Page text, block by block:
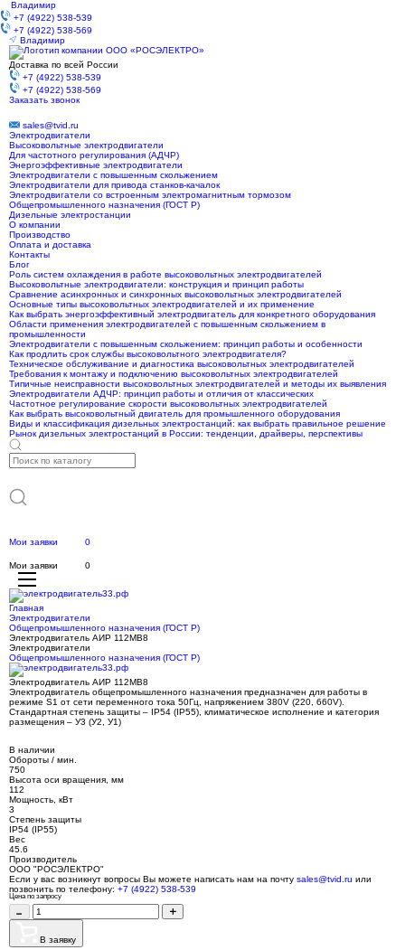
Владимир
+7 (4922) 538-539
+7 (4922) 538-569
Владимир
Доставка по всей России
+7 (4922) 538-539
+7 (4922) 538-569
Заказать звонок
sales@tvid.ru
Электродвигатели
Высоковольтные электродвигатели
Для частотного регулирования (АДЧР)
Энергоэффективные электродвигатели
Электродвигатели с повышенным скольжением
Электродвигатели для привода станков-качалок
Электродвигатели со встроенным электромагнитным тормозом
Общепромышленного назначения (ГОСТ Р)
Дизельные электростанции
О компании
Производство
Оплата и доставка
Контакты
Блог
Роль систем охлаждения в работе высоковольтных электродвигателей
Высоковольтные электродвигатели: конструкция и принцип работы
Сравнение асинхронных и синхронных высоковольтных электродвигателей
Основные типы высоковольтных электродвигателей и их применение
Как выбрать энергоэффективный электродвигатель для конкретного оборудования
Области применения электродвигателей с повышенным скольжением в
промышленности
Электродвигатели с повышенным скольжением: принцип работы и особенности
Как продлить срок службы высоковольтного электродвигателя?
Техническое обслуживание и диагностика высоковольтных электродвигателей
Требования к монтажу и подключению высоковольтных электродвигателей
Типичные неисправности высоковольтных электродвигателей и методы их выявления
Электродвигатели АДЧР: принцип работы и отличия от классических
Частотное регулирование скорости высоковольтных электродвигателей
Как выбрать высоковольтный двигатель для промышленного оборудования
Виды и классификация дизельных электростанций: как выбрать правильное решение
Рынок дизельных электростанций в России: тенденции, драйверы, перспективы
Мои заявки 0
Мои заявки 0
Главная
Электродвигатели
Общепромышленного назначения (ГОСТ Р)
Электродвигатель АИР 112МВ8
Электродвигатели
Общепромышленного назначения (ГОСТ Р)
Электродвигатель АИР 112МВ8
Электродвигатель общепромышленного назначения предназначен для работы в
режиме S1 от сети переменного тока 50Гц, напряжением 380V (220, 660V).
Стандартная степень защиты – IP54 (IP55), климатическое исполнение и категория
размещения – У3 (У2, У1)
В наличии
Обороты / мин.
750
Высота оси вращения, мм
112
Мощность, кВт
3
Степень защиты
IP54 (IP55)
Вес
45.6
Производитель
ООО "РОСЭЛЕКТРО"
Если у вас возникнут вопросы Вы можете написать нам на почту sales@tvid.ru или
позвонить по телефону: +7 (4922) 538-539
Цена по запросу
В заявку